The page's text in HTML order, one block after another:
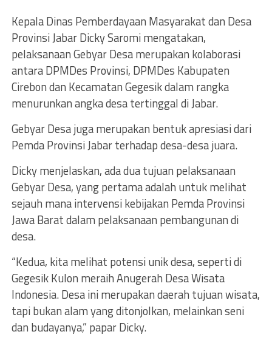
Kepala Dinas Pemberdayaan Masyarakat dan Desa
Provinsi Jabar Dicky Saromi mengatakan,
pelaksanaan Gebyar Desa merupakan kolaborasi
antara DPMDes Provinsi, DPMDes Kabupaten
Cirebon dan Kecamatan Gegesik dalam rangka
menurunkan angka desa tertinggal di Jabar.
Gebyar Desa juga merupakan bentuk apresiasi dari
Pemda Provinsi Jabar terhadap desa-desa juara.
Dicky menjelaskan, ada dua tujuan pelaksanaan
Gebyar Desa, yang pertama adalah untuk melihat
sejauh mana intervensi kebijakan Pemda Provinsi
Jawa Barat dalam pelaksanaan pembangunan di
desa.
“Kedua, kita melihat potensi unik desa, seperti di
Gegesik Kulon meraih Anugerah Desa Wisata
Indonesia. Desa ini merupakan daerah tujuan wisata,
tapi bukan alam yang ditonjolkan, melainkan seni
dan budayanya,” papar Dicky.